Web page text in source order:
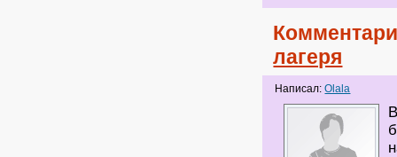
лагеря
Написал:Olala